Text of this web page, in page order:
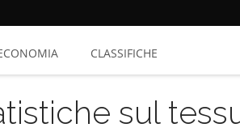
CLASSIFICHE
sul